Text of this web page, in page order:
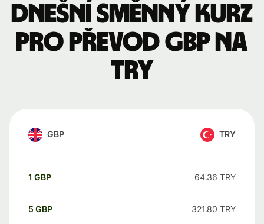
Dnešní směnný kurz
pro převod GBP na
TRY
GBP TRY
1 GBP 64.36 TRY
5 GBP 321.80 TRY